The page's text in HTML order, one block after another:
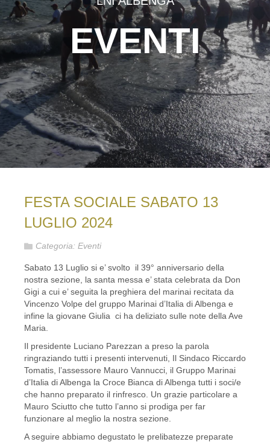
EVENTI
FESTA SOCIALE SABATO 13
LUGLIO 2024
Categoria: Eventi
Sabato 13 Luglio si e’ svolto il 39° anniversario della
nostra sezione, la santa messa e’ stata celebrata da Don
Gigi a cui e’ seguita la preghiera del marinai recitata da
Vincenzo Volpe del gruppo Marinai d’Italia di Albenga e
infine la giovane Giulia ci ha deliziato sulle note della Ave
Maria.
Il presidente Luciano Parezzan a preso la parola
ringraziando tutti i presenti intervenuti, Il Sindaco Riccardo
Tomatis, l’assessore Mauro Vannucci, il Gruppo Marinai
d’Italia di Albenga la Croce Bianca di Albenga tutti i soci/e
che hanno preparato il rinfresco. Un grazie particolare a
Mauro Sciutto che tutto l’anno si prodiga per far
funzionare al meglio la nostra sezione.
A seguire abbiamo degustato le prelibatezze preparate